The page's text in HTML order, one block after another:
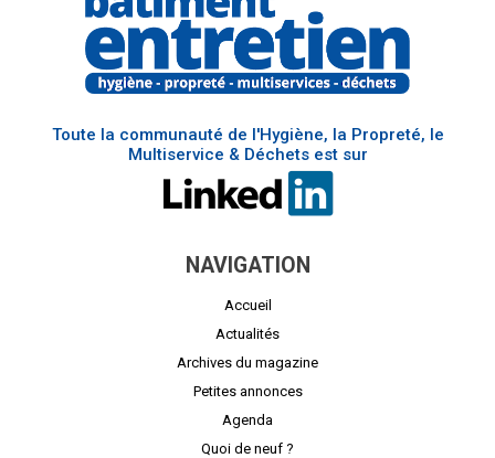
Toute la communauté de l'Hygiène, la Propreté, le
Multiservice & Déchets est sur
NAVIGATION
Accueil
Actualités
Archives du magazine
Petites annonces
Agenda
Quoi de neuf ?